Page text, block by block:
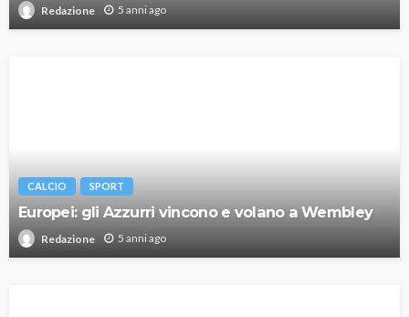
Redazione 5 anni ago
CALCIO SPORT
Europei: gli Azzurri vincono e volano a Wembley
Redazione 5 anni ago